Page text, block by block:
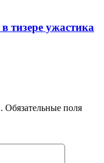
тизере ужастика
Обязательные поля